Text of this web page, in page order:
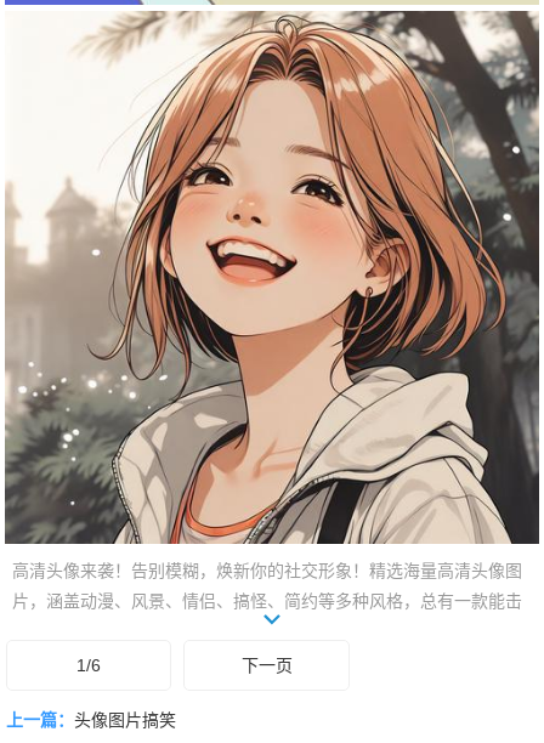
高清头像来袭！告别模糊，焕新你的社交形象！精选海量高清头像图
片，涵盖动漫、风景、情侣、搞怪、简约等多种风格，总有一款能击
中你的心！无论你是想展现个性，还是记录心情，都能在这里找到专
属头像。点开图片，预览高清效果，一键保存，轻松更换！快来挑选
1/6 下一页
上一篇： 头像图片搞笑